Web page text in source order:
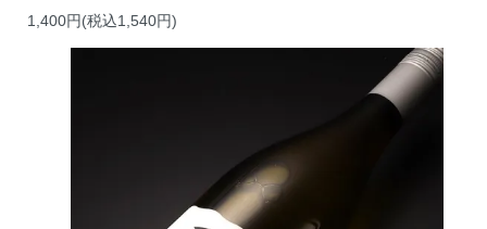
1,400円(税込1,540円)